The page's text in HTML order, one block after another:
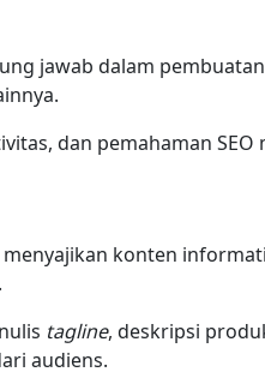
jawab dalam
dan pemahaman
menyajikan konten
tagline, deskripsi
audiens.